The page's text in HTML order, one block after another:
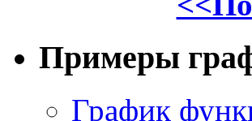
Примеры
График